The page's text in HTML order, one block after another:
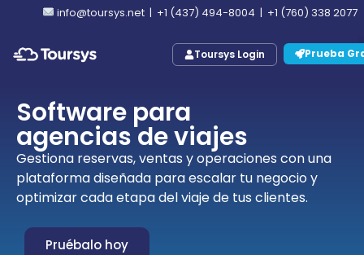
info@toursys.net | +1 (437) 494-8004 | +1 (760) 338 2077
Toursys Login Prueba
Software para
agencias de viajes
Gestiona reservas, ventas y operaciones con una
plataforma diseñada para escalar tu negocio y
optimizar cada etapa del viaje de tus clientes.
Pruébalo hoy